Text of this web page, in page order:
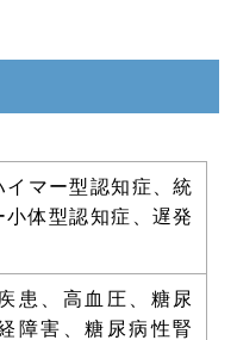
イマー型認知症、統
体型認知症、遅発
患、高血圧、糖尿
障害、糖尿病性腎